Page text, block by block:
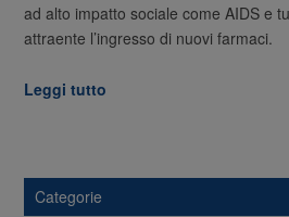
ad alto impatto sociale come AIDS e
attraente l’ingresso di nuovi farmaci.
Leggi tutto
Categorie